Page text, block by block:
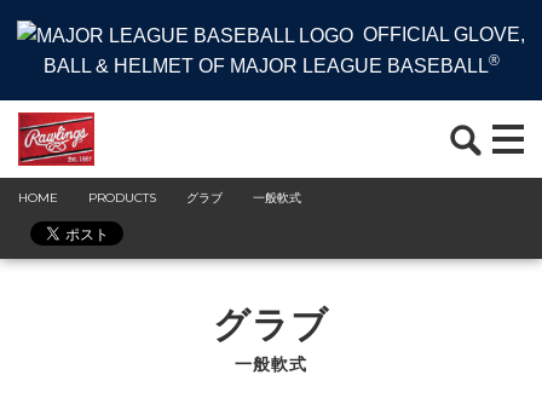
OFFICIAL GLOVE,
BALL & HELMET OF MAJOR LEAGUE BASEBALL®
HOME PRODUCTS グラブ 一般軟式
グラブ
一般軟式